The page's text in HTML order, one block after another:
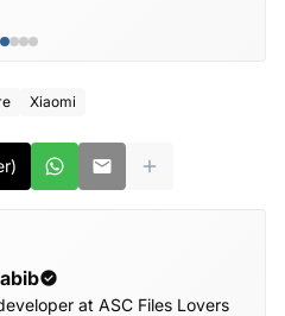
Xiaomi
at ASC Files Lovers